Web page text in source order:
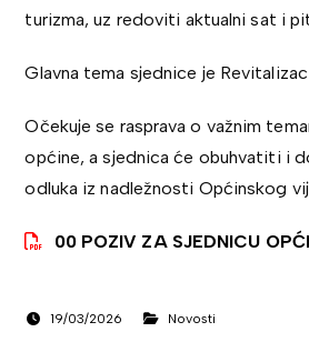
turizma, uz redoviti aktualni sat i
Glavna tema sjednice je
Očekuje se rasprava o važnim
općine, a sjednica će obuhvatiti i
odluka iz nadležnosti Općinskog
00 POZIV ZA SJEDNICU
19/03/2026 Novosti